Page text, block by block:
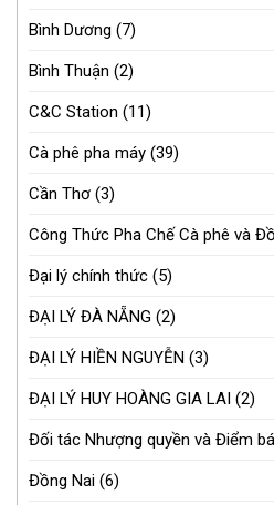
Bình Dương (7)
Bình Thuận (2)
C&C Station (11)
Cà phê pha máy (39)
Cần Thơ (3)
Công Thức Pha Chế Cà phê và
Đại lý chính thức (5)
ĐẠI LÝ ĐÀ NẴNG (2)
ĐẠI LÝ HIỀN NGUYỄN (3)
ĐẠI LÝ HUY HOÀNG GIA LAI (2)
Đối tác Nhượng quyền và Điểm
Đồng Nai (6)